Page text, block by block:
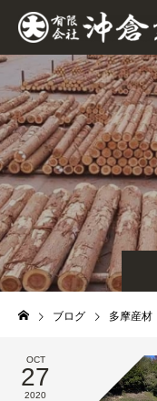
ブログ 多摩産材
OCT
27
2020